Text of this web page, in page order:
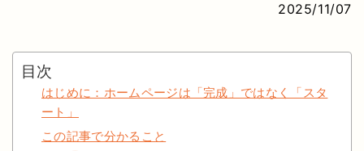
2025/11/07
目次
はじめに：ホームページは「完成」ではなく「スタ
ート」
この記事で分かること